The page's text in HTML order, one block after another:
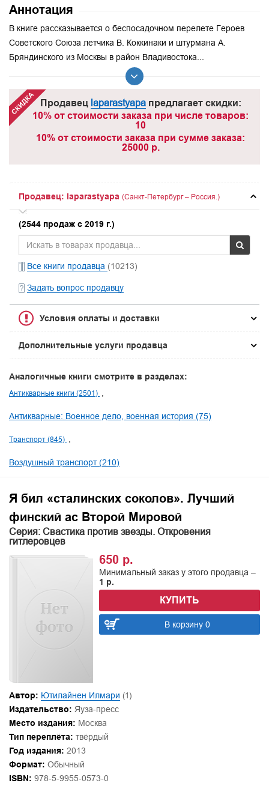
Аннотация
В книге рассказывается о беспосадочном перелете Героев
Советского Союза летчика В. Коккинаки и штурмана А.
Бряндинского из Москвы в район Владивостока...
Продавец laparastyapaпредлагает скидки:
10% от стоимости заказа при числе товаров:
10
10% от стоимости заказа при сумме заказа:
25000 р.
Продавец: laparastyapa (Санкт-Петербург – Россия.)
(2544 продаж с 2019 г.)
Все книги продавца (10213)
Задать вопрос продавцу
Условия оплаты и доставки
Дополнительные услуги продавца
Аналогичные книги смотрите в разделах:
Антикварные книги (2501)
Антикварные: Военное дело, военная история (75)
Транспорт (845)
Воздушный транспорт (210)
Я бил «сталинских соколов». Лучший
финский ас Второй Мировой
Серия: Свастика против звезды. Откровения
гитлеровцев
650 р.
Минимальный заказ у этого продавца –
1 р.
КУПИТЬ
В корзину 0
Автор: Ютилайнен Илмари (1)
Издательство: Яуза-пресс
Место издания: Москва
Тип переплёта: твёрдый
Год издания: 2013
Формат: Обычный
ISBN: 978-5-9955-0573-0